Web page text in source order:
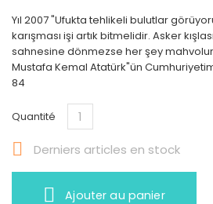
Yıl 2007 "Ufukta tehlikeli bulutlar
karışması işi artık bitmelidir. Asker
sahnesine dönmezse her şey
Mustafa Kemal Atatürk"ün
84
Quantité
 Derniers articles en stock
Ajouter au panier